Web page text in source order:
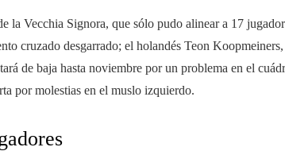
la Vecchia Signora, que sólo pudo alinear a 17
cruzado desgarrado; el holandés Teon
de baja hasta noviembre por un problema en el
por molestias en el muslo izquierdo.